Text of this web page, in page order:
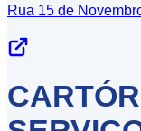
Rua 15 de